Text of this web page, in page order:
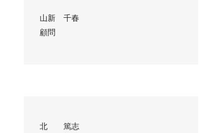
山新 千春
顧問
北 篤志